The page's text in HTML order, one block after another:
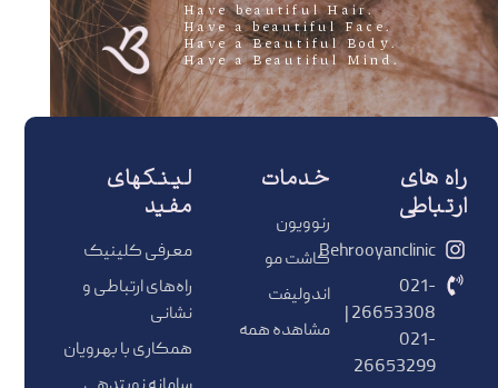
.Have beautiful Hair
.Have a beautiful Face
.Have a Beautiful Body
.Have a Beautiful Mind
راه های
ارتباطی
Behrooyanclinic
021-
021-
26653299
خدمات
رنوویون
کاشت مو
اندولیفت
مشاهده همه
لینکهای
مفید
معرفی کلینیک
راه‌های ارتباطی و
نشانی
همکاری با بهرویان